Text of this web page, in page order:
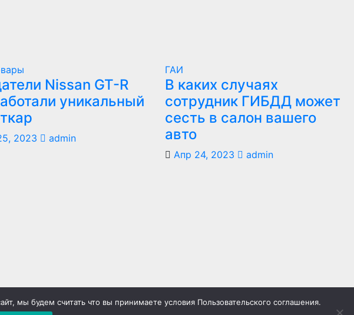
Nissan GT-R
уникальный
2023 admin
ГАИ
В каких случаях
сотрудник ГИБДД может
сесть в салон вашего
авто
Апр 24, 2023
admin
мы будем считать что вы принимаете условия Пользовательского соглашения.